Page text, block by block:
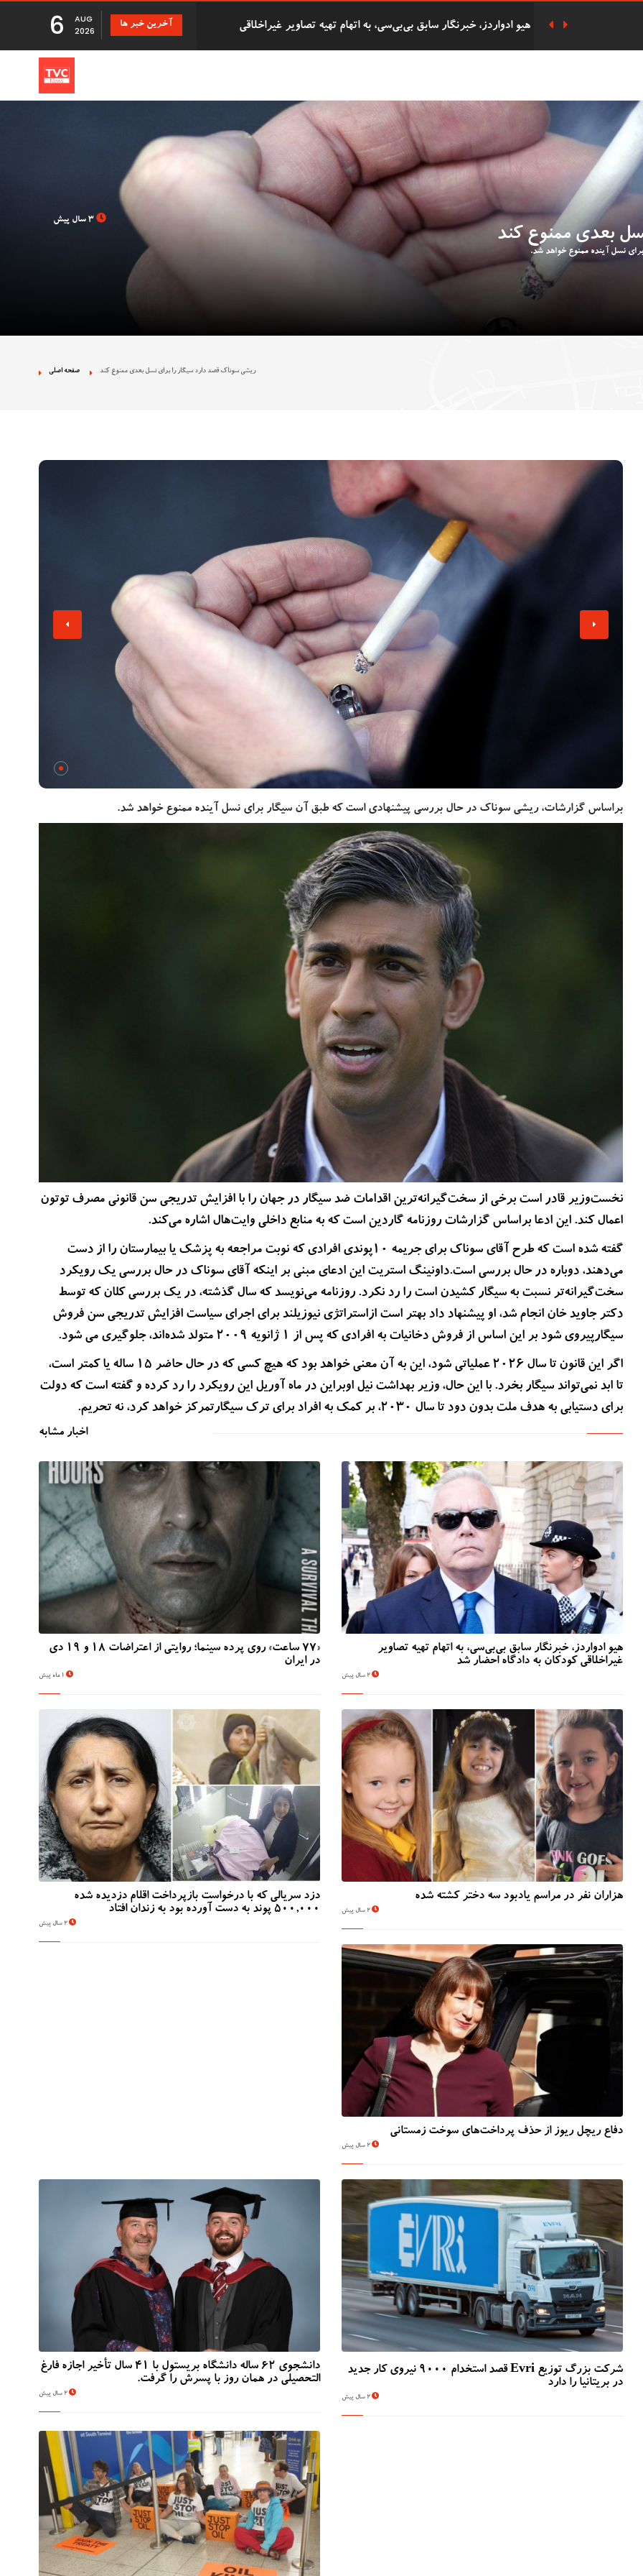
6
AUG
2026
آخرین خبر ها دزد سریالی که با درخواست بازپرداخت اقلام دزدیده شده 500,000
دفاع ریچل ریوز از حذف پرداخت‌های سوخت زمستانی
دانشجوی 62 ساله دانشگاه بریستول با 41 سال تأخیر اجازه فارغ
التحصیلی در همان روز با پسرش را گرفت. شرکت بزرگ توزیع Evri قصد استخدام ۹۰۰۰ نیروی کار جدید در
بریتانیا را دارد
هیو ادواردز، خبرنگار سابق بی‌بی‌سی، به اتهام تهیه تصاویر غیراخلاقی
کودکان به دادگاه احضار شد
3 سال پیش
بعدی ممنوع کند
نسل آینده ممنوع خواهد شد.
صفحه اصلی ریشی سوناک قصد دارد سیگار را برای نسل بعدی ممنوع کند
براساس گزارشات، ریشی سوناک در حال بررسی پیشنهادی است که طبق آن سیگار برای نسل آینده ممنوع خواهد شد.
نخست‌وزیر قادر است برخی از سخت‌گیرانه‌ترین اقدامات ضد سیگار در جهان را با افزایش تدریجی سن قانونی مصرف توتون
اعمال کند. این ادعا براساس گزارشات روزنامه گاردین است که به منابع داخلی وایت‌هال اشاره می‌کند.
گفته شده است که طرح آقای سوناک برای جریمه 10پوندی افرادی که نوبت مراجعه به پزشک یا بیمارستان را از دست
می‌دهند، دوباره در حال بررسی است.داونینگ استریت این ادعای مبنی بر اینکه آقای سوناک در حال بررسی یک رویکرد
سخت‌گیرانه‌تر نسبت به سیگار کشیدن است را رد نکرد. روزنامه می‌نویسد که سال گذشته، در یک بررسی کلان که توسط
دکتر جاوید خان انجام شد، او پیشنهاد داد بهتر است ازاستراتژی نیوزیلند برای اجرای سیاست افزایش تدریجی سن فروش
سیگارپیروی شود بر این اساس از فروش دخانیات به افرادی که پس از 1 ژانویه 2009 متولد شده‌اند، جلوگیری می شود.
اگر این قانون تا سال 2026 عملیاتی شود، این به آن معنی خواهد بود که هیچ کسی که در حال حاضر 15 ساله یا کمتر است،
تا ابد نمی‌تواند سیگار بخرد. با این حال، وزیر بهداشت نیل اوبراین در ماه آوریل این رویکرد را رد کرده و گفته است که دولت
برای دستیابی به هدف ملت بدون دود تا سال 2030، بر کمک به افراد برای ترک سیگارتمرکز خواهد کرد، نه تحریم.
اخبار مشابه
«۷۷ ساعت» روی پرده سینما؛ روایتی از اعتراضات ۱۸ و ۱۹ دی
در ایران
هیو ادواردز، خبرنگار سابق بی‌بی‌سی، به اتهام تهیه تصاویر
غیراخلاقی کودکان به دادگاه احضار شد
2 سال پیش
دزد سریالی که با درخواست بازپرداخت اقلام دزدیده شده
500,000 پوند به دست آورده بود به زندان افتاد
2 سال پیش
هزاران نفر در مراسم یادبود سه دختر کشته شده
2 سال پیش
دفاع ریچل ریوز از حذف پرداخت‌های سوخت زمستانی
2 سال پیش
دانشجوی 62 ساله دانشگاه بریستول با 41 سال تأخیر اجازه فارغ
التحصیلی در همان روز با پسرش را گرفت.
2 سال پیش
شرکت بزرگ توزیع Evri قصد استخدام ۹۰۰۰ نیروی کار جدید
در بریتانیا را دارد
2 سال پیش